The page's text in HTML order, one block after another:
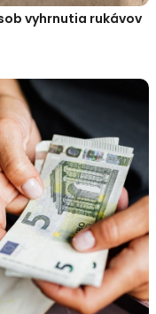
vyhrnutia rukávov